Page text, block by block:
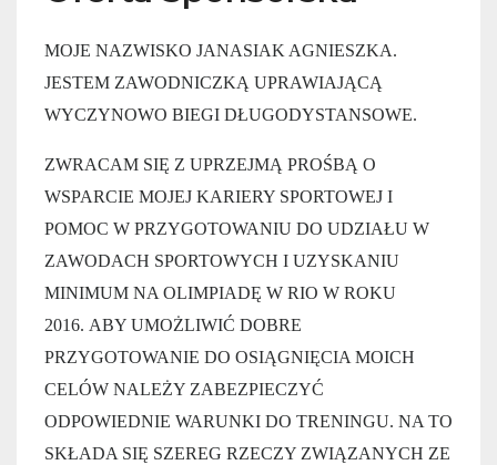
MOJE NAZWISKO JANASIAK AGNIESZKA.
JESTEM ZAWODNICZKĄ UPRAWIAJĄCĄ
WYCZYNOWO BIEGI DŁUGODYSTANSOWE.
ZWRACAM SIĘ Z UPRZEJMĄ PROŚBĄ O
WSPARCIE MOJEJ KARIERY SPORTOWEJ I
POMOC W PRZYGOTOWANIU DO UDZIAŁU W
ZAWODACH SPORTOWYCH I UZYSKANIU
MINIMUM NA OLIMPIADĘ W RIO W ROKU
2016. ABY UMOŻLIWIĆ DOBRE
PRZYGOTOWANIE DO OSIĄGNIĘCIA MOICH
CELÓW NALEŻY ZABEZPIECZYĆ
ODPOWIEDNIE WARUNKI DO TRENINGU. NA TO
SKŁADA SIĘ SZEREG RZECZY ZWIĄZANYCH ZE